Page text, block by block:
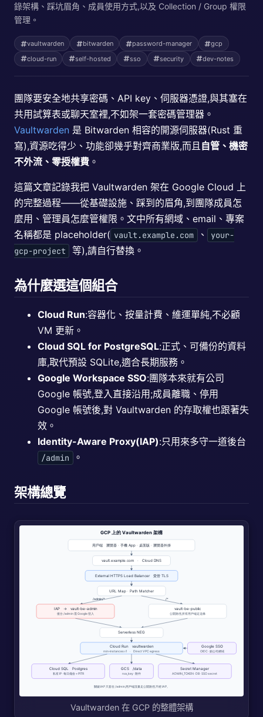
錄架構、踩坑眉角、成員使用方式,以及 Collection / Group 權限
管理。
vaultwarden bitwarden password-manager
gcp
cloud-run
self-hosted sso security dev-notes
團隊要安全地共享密碼、API key、伺服器憑證,與其塞在
共用試算表或聊天室裡,不如架一套密碼管理器。
Vaultwarden 是 Bitwarden 相容的開源伺服器(Rust 重
寫),資源吃得少、功能卻幾乎對齊商業版,而且 自管、機密
不外流、零授權費 。
這篇文章記錄我把 Vaultwarden 架在 Google Cloud 上
的完整過程——從基礎設施、踩到的眉角,到團隊成員怎
麼用、管理員怎麼管權限。文中所有網域、email、專案
名稱都是 placeholder( vault.example.com 、
your-
gcp-project
等),請自行替換。
為什麼選這個組合
Cloud Run:容器化、按量計費、維運單純,不必顧
VM 更新。
Cloud SQL for PostgreSQL:正式、可備份的資料
庫,取代預設 SQLite,適合長期服務。
Google Workspace SSO:團隊本來就有公司
Google 帳號,登入直接沿用;成員離職、停用
Google 帳號後,對 Vaultwarden 的存取權也跟著失
效。
Identity-Aware Proxy(IAP):只用來多守一道後台
/admin 。
架構總覽
Vaultwarden 在 GCP 的整體架構